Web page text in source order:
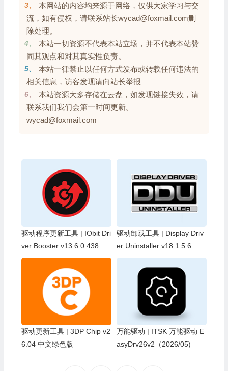
3、
本网站的内容均来源于网络，仅供大家学习与交
流，如有侵权，请联系站长wycad@foxmail.com删
除处理。
4、
本站一切资源不代表本站立场，并不代表本站赞
同其观点和对其真实性负责。
5、
本站一律禁止以任何方式发布或转载任何违法的
相关信息，访客发现请向站长举报
6、
本站资源大多存储在云盘，如发现链接失效，请
联系我们我们会第一时间更新。
wycad@foxmail.com
驱动程序更新工具 | IObit Dri
ver Booster v13.6.0.438 中
文绿色版 (精简优化版)
驱动卸载工具 | Display Driv
er Uninstaller v18.1.5.6 中
文绿色版
驱动更新工具 | 3DP Chip v2
6.04 中文绿色版
万能驱动 | ITSK 万能驱动 E
asyDrv26v2（2026/05)